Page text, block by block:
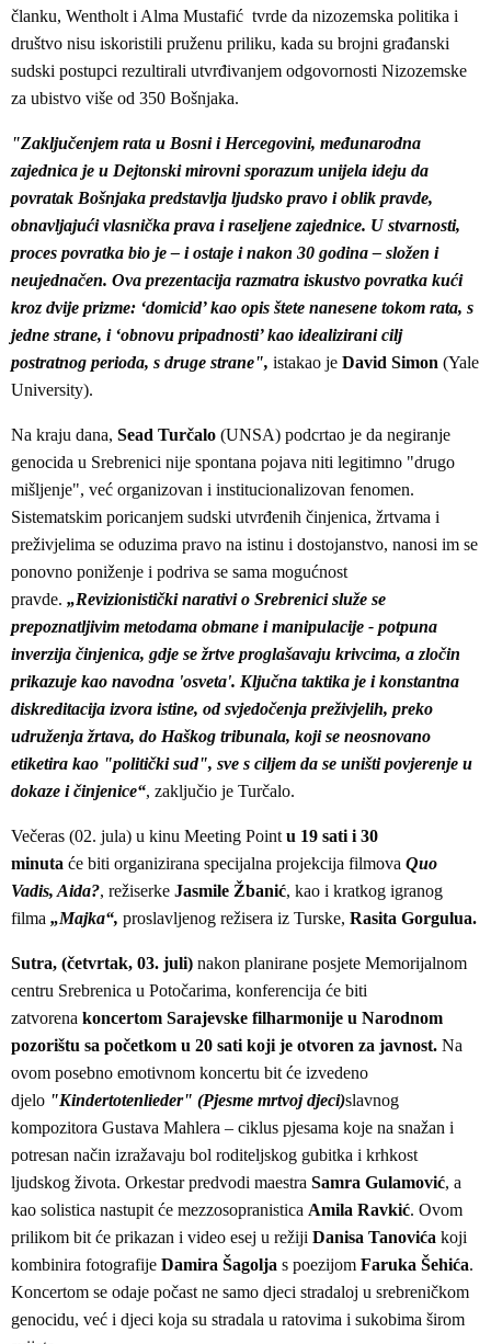
članku, Wentholt i Alma Mustafić tvrde da nizozemska politika i
društvo nisu iskoristili pruženu priliku, kada su brojni građanski
sudski postupci rezultirali utvrđivanjem odgovornosti Nizozemske
za ubistvo više od 350 Bošnjaka.
"Zaključenjem rata u Bosni i Hercegovini, međunarodna
zajednica je u Dejtonski mirovni sporazum unijela ideju da
povratak Bošnjaka predstavlja ljudsko pravo i oblik pravde,
obnavljajući vlasnička prava i raseljene zajednice. U stvarnosti,
proces povratka bio je – i ostaje i nakon 30 godina – složen i
neujednačen. Ova prezentacija razmatra iskustvo povratka kući
kroz dvije prizme: ‘domicid’ kao opis štete nanesene tokom rata, s
jedne strane, i ‘obnovu pripadnosti’ kao idealizirani cilj
postratnog perioda, s druge strane", istakao je David Simon (Yale
University).
Na kraju dana, Sead Turčalo (UNSA) podcrtao je da negiranje
genocida u Srebrenici nije spontana pojava niti legitimno "drugo
mišljenje", već organizovan i institucionalizovan fenomen.
Sistematskim poricanjem sudski utvrđenih činjenica, žrtvama i
preživjelima se oduzima pravo na istinu i dostojanstvo, nanosi im se
ponovno poniženje i podriva se sama mogućnost
pravde. „Revizionistički narativi o Srebrenici služe se
prepoznatljivim metodama obmane i manipulacije - potpuna
inverzija činjenica, gdje se žrtve proglašavaju krivcima, a zločin
prikazuje kao navodna 'osveta'. Ključna taktika je i konstantna
diskreditacija izvora istine, od svjedočenja preživjelih, preko
udruženja žrtava, do Haškog tribunala, koji se neosnovano
etiketira kao "politički sud", sve s ciljem da se uništi povjerenje u
dokaze i činjenice“, zaključio je Turčalo.
Večeras (02. jula) u kinu Meeting Pointu 19 sati i 30
minuta će biti organizirana specijalna projekcija filmova Quo
Vadis, Aida?, režiserke Jasmile Žbanić, kao i kratkog igranog
filma „Majka“, proslavljenog režisera iz Turske, Rasita Gorgulua.
Sutra, (četvrtak, 03. juli) nakon planirane posjete Memorijalnom
centru Srebrenica u Potočarima, konferencija će biti
zatvorena koncertom Sarajevske filharmonije u Narodnom
pozorištu sa početkom u 20 sati koji je otvoren za javnost. Na
ovom posebno emotivnom koncertu bit će izvedeno
djelo "Kindertotenlieder" (Pjesme mrtvoj djeci)slavnog
kompozitora Gustava Mahlera – ciklus pjesama koje na snažan i
potresan način izražavaju bol roditeljskog gubitka i krhkost
ljudskog života. Orkestar predvodi maestra Samra Gulamović, a
kao solistica nastupit će mezzosopranistica Amila Ravkić. Ovom
prilikom bit će prikazan i video esej u režiji Danisa Tanovića koji
kombinira fotografije Damira Šagolja s poezijom Faruka Šehića.
Koncertom se odaje počast ne samo djeci stradaloj u srebreničkom
genocidu, već i djeci koja su stradala u ratovima i sukobima širom